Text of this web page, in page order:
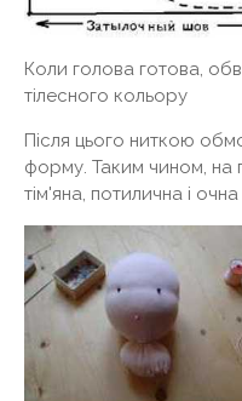
Коли голова готова,
тілесного кольору
Після цього ниткою
форму. Таким чином, на
тім'яна, потилична і